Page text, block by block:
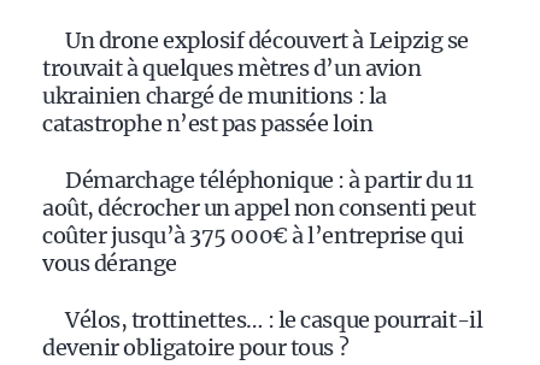
Un drone explosif découvert à Leipzig se
trouvait à quelques mètres d’un avion
ukrainien chargé de munitions : la
catastrophe n’est pas passée loin
Démarchage téléphonique : à partir du 11
août, décrocher un appel non consenti peut
coûter jusqu’à 375 000€ à l’entreprise qui
vous dérange
Vélos, trottinettes… : le casque pourrait-il
devenir obligatoire pour tous ?